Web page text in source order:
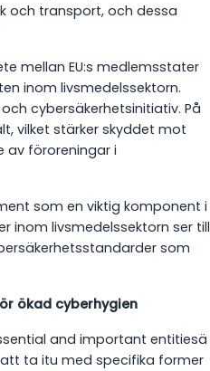
och transport, och dessa
mellan EU:s medlemsstater
inom livsmedelssektorn.
cybersäkerhetsinitiativ. På
vilket stärker skyddet mot
av föroreningar i
som en viktig komponent i
inom livsmedelssektorn ser till
som
ökad cyberhygien
and important entitiesä
ta itu med specifika former